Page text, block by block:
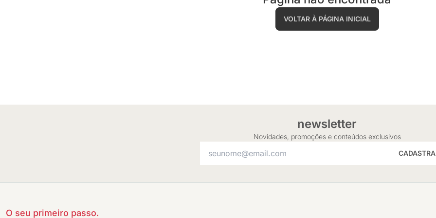
VOLTAR À PÁGINA INICIAL
newsletter
Novidades, promoções e conteúdos exclusivos
O seu primeiro passo.